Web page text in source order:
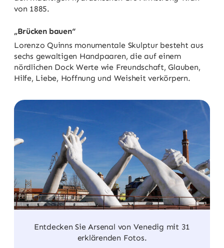
von 1885.
„Brücken bauen“
Lorenzo Quinns monumentale Skulptur besteht aus
sechs gewaltigen Handpaaren, die auf einem
nördlichen Dock Werte wie Freundschaft, Glauben,
Hilfe, Liebe, Hoffnung und Weisheit verkörpern.
Entdecken Sie Arsenal von Venedig mit 31
erklärenden Fotos.